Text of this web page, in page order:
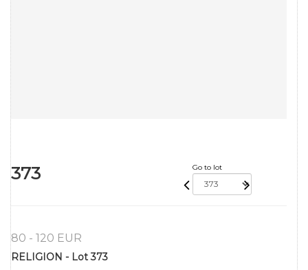
373 Go to lot
80 - 120 EUR
RELIGION - Lot 373